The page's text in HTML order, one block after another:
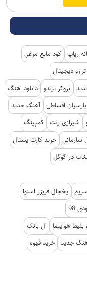
رپاپ کود مایع مرغی
دیجیتال
بروکر ترندو دانلود اهنگ
اقساطی آهنگ جدید
شیرازی رنت کمپینگ
سازمانی خرید کارت پستال
در گوگل
یخچال فریزر اسنوا
98
بلیط هواپیما
ال بانک
جدید خرید قهوه